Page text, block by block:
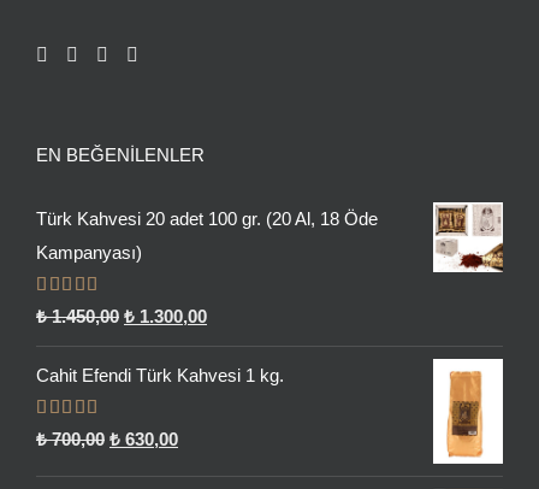
EN BEĞENILENLER
Türk Kahvesi 20 adet 100 gr. (20 Al, 18 Öde
Kampanyası)
5 üzerinden
oy aldı
₺1.450,00 Orijinal
fiyat:
₺ 1.450,00.
₺ 1.300,00Şu
andaki
fiyat:
Cahit Efendi Türk Kahvesi 1 kg.
5 üzerinden
oy aldı
₺700,00 Orijinal
fiyat:
₺ 630,00Şu
andaki